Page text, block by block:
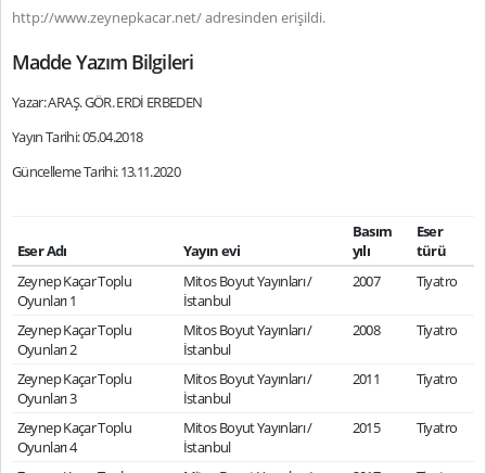
http://www.zeynepkacar.net/ adresinden erişildi.
Madde Yazım Bilgileri
Yazar: ARAŞ. GÖR. ERDİ ERBEDEN
Yayın Tarihi: 05.04.2018
Güncelleme Tarihi: 13.11.2020
Eser Adı Yayın evi
Basım
yılı
Eser
türü
Zeynep Kaçar Toplu
Oyunları 1
Mitos Boyut Yayınları /
İstanbul
2007 Tiyatro
Zeynep Kaçar Toplu
Oyunları 2
Mitos Boyut Yayınları /
İstanbul
2008 Tiyatro
Zeynep Kaçar Toplu
Oyunları 3
Mitos Boyut Yayınları /
İstanbul
2011 Tiyatro
Zeynep Kaçar Toplu
Oyunları 4
Mitos Boyut Yayınları /
İstanbul
2015 Tiyatro